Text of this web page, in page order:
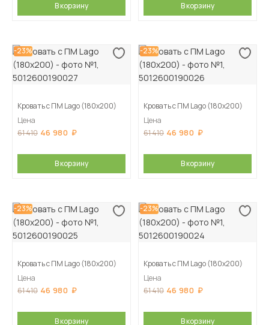
В корзину В корзину
-23%
Кровать с ПМ Lago (180х200)
Цена
61 410 46 980
В корзину
-23%
Кровать с ПМ Lago (180х200)
Цена
61 410 46 980
В корзину
-23%
Кровать с ПМ Lago (180х200)
Цена
61 410 46 980
В корзину
-23%
Кровать с ПМ Lago (180х200)
Цена
61 410 46 980
В корзину